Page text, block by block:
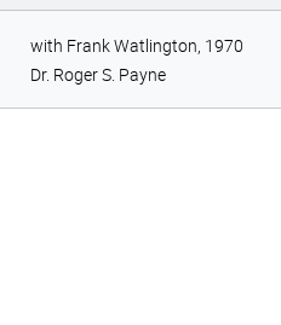
with Frank Watlington, 1970
Dr. Roger S. Payne